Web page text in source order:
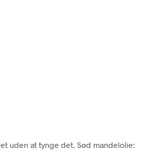
uden at tynge det. Sød mandelolie: